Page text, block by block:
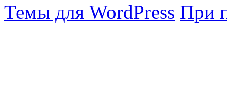
Темы для WordPress При